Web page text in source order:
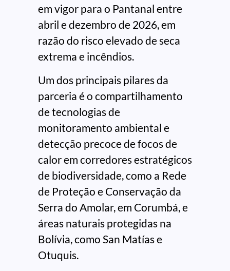
em vigor para o Pantanal entre
abril e dezembro de 2026, em
razão do risco elevado de seca
extrema e incêndios.
Um dos principais pilares da
parceria é o compartilhamento
de tecnologias de
monitoramento ambiental e
detecção precoce de focos de
calor em corredores estratégicos
de biodiversidade, como a Rede
de Proteção e Conservação da
Serra do Amolar, em Corumbá, e
áreas naturais protegidas na
Bolívia, como San Matías e
Otuquis.